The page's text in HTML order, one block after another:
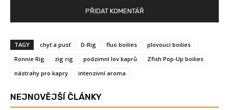
TAGY chyť a pusť D-Rig fluo boilies
plovoucí boilies
Ronnie Rig
zig rig podzimní lov kaprů
Zfish Pop-Up boilies
nástrahy pro kapry
intenzivní aroma
NEJNOVĚJŠÍ ČLÁNKY